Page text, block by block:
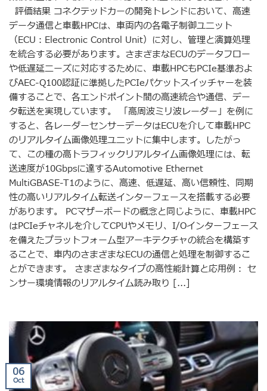
評価結果 コネクテッドカーの開発トレンドにおいて、高速
データ通信と車載HPCは、車両内の各電子制御ユニット
（ECU：Electronic Control Unit）に対し、管理と演算処理
を統合する必要があります。さまざまなECUのデータフロー
や低遅延ニーズに対応するために、車載HPCもPCIe基準およ
びAEC-Q100認証に準拠したPCIeパケットスイッチャーを装
備することで、各エンドポイント間の高速統合や通信、デー
タ転送を実現しています。 「高周波ミリ波レーダー」を例に
すると、各レーダーセンサーデータはECUを介して車載HPC
のリアルタイム画像処理ユニットに集中します。したがっ
て、この種の高トラフィックリアルタイム画像処理には、転
送速度が10Gbpsに達するAutomotive Ethernet
MultiGBASE-T1のように、高速、低遅延、高い信頼性、同期
性の高いリアルタイム転送インターフェースを搭載する必要
があります。 PCマザーボードの概念と同じように、車載HPC
はPCIeチャネルを介してCPUやメモリ、I/Oインターフェース
を備えたプラットフォーム型アーキテクチャの統合を構築す
ることで、車内のさまざまなECUの通信と処理を制御するこ
とができます。 さまざまなタイプの高性能計算と応用例： セ
ンサー環境情報のリアルタイム読み取り [...]
06
Oct